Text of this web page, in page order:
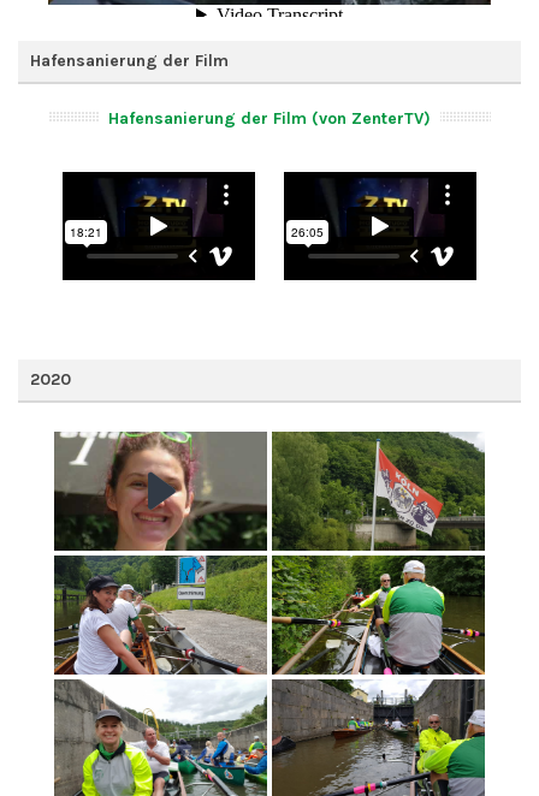
Hafensanierung der Film
Hafensanierung der Film (von ZenterTV)
2020